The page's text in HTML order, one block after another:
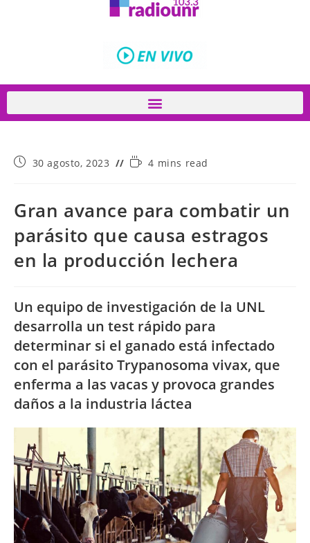
30 agosto, 2023 4 mins read
Gran avance para combatir un
parásito que causa estragos
en la producción lechera
Un equipo de investigación de la UNL
desarrolla un test rápido para
determinar si el ganado está infectado
con el parásito Trypanosoma vivax, que
enferma a las vacas y provoca grandes
daños a la industria láctea